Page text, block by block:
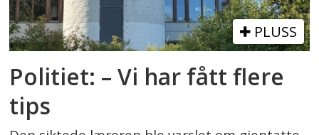
PLUSS
Politiet: – Vi har fått flere
tips